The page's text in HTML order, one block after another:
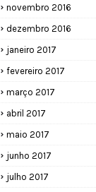
novembro 2016
dezembro 2016
janeiro 2017
fevereiro 2017
março 2017
abril 2017
maio 2017
junho 2017
julho 2017